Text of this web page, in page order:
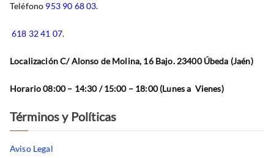
Teléfono 953 90 68 03.
618 32 41 07.
Localización C/ Alonso de Molina, 16 Bajo. 23400 Úbeda (Jaén)
Horario 08:00 – 14:30 / 15:00 – 18:00 (Lunes a Vienes)
Términos y Políticas
Aviso Legal